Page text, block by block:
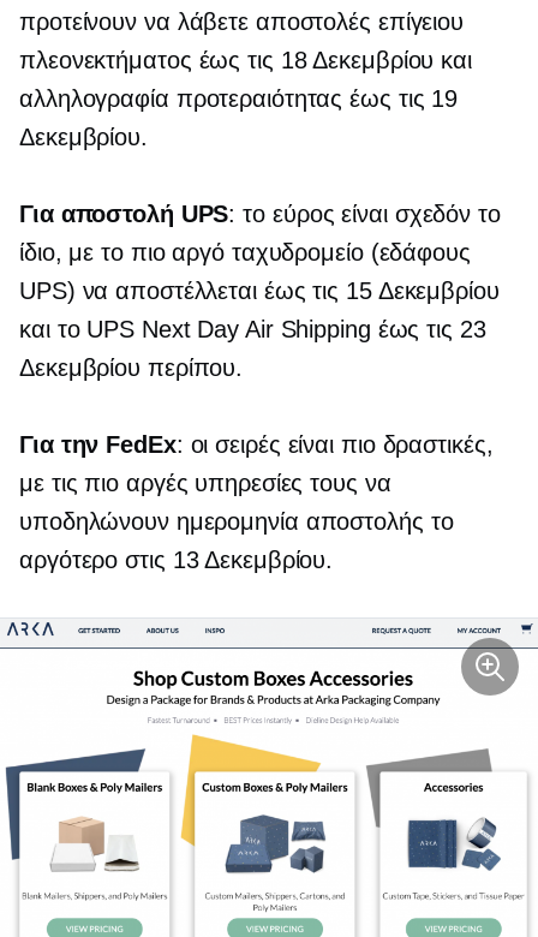
προτείνουν να λάβετε αποστολές επίγειου
πλεονεκτήματος έως τις 18 Δεκεμβρίου και
αλληλογραφία προτεραιότητας έως τις 19
Δεκεμβρίου.
Για αποστολή UPS: το εύρος είναι σχεδόν το
ίδιο, με το πιο αργό ταχυδρομείο (εδάφους
UPS) να αποστέλλεται έως τις 15 Δεκεμβρίου
και το UPS Next Day Air Shipping έως τις 23
Δεκεμβρίου περίπου.
Για την FedEx: οι σειρές είναι πιο δραστικές,
με τις πιο αργές υπηρεσίες τους να
υποδηλώνουν ημερομηνία αποστολής το
αργότερο στις 13 Δεκεμβρίου.